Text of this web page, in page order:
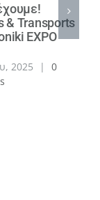
& Transports
EXPO
2025 |
0